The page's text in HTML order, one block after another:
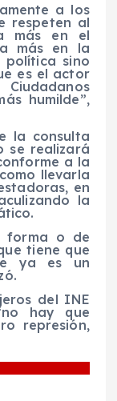
a los
respeten al
más en el
más en la
política sino
es el actor
humilde”,
la consulta
se realizará
a la
llevarla
en
la
forma o de
tiene que
ya es un
del INE
hay que
represión,